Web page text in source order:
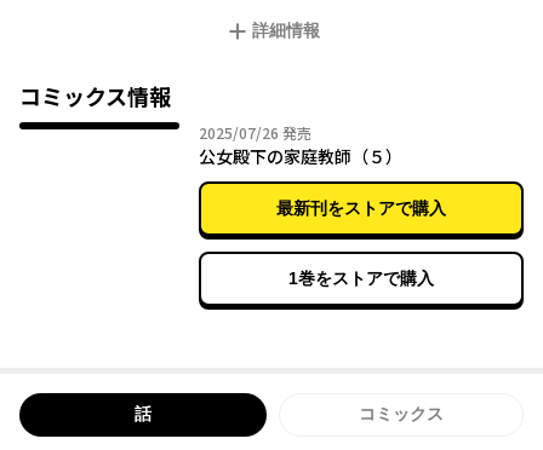
詳細情報
コミックス情報
2025/07/26 2025年07月26日
発売
公女殿下の家庭教師（５）
最新刊をストアで購入
1巻をストアで購入
話 コミックス